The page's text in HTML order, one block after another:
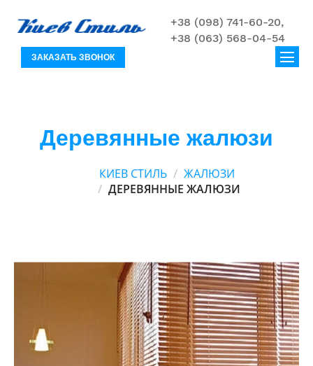
+38 (098) 741-60-20,
+38 (063) 568-04-54
ЗАКАЗАТЬ ЗВОНОК
Деревянные жалюзи
КИЕВ СТИЛЬ
ЖАЛЮЗИ
ДЕРЕВЯННЫЕ ЖАЛЮЗИ